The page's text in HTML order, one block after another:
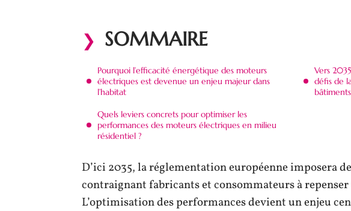
SOMMAIRE
Pourquoi l’efficacité énergétique des moteurs
électriques est devenue un enjeu majeur dans
l’habitat
Quels leviers concrets pour optimiser les
performances des moteurs électriques en milieu
résidentiel ?
Vers
défis de
bâtiments
D’ici 2035, la réglementation européenne imposera
contraignant fabricants et consommateurs à
L’optimisation des performances devient un enjeu